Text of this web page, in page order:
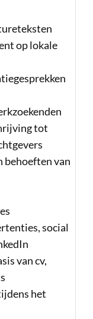
op lokale
tot
behoeften van
social
van cv,
het